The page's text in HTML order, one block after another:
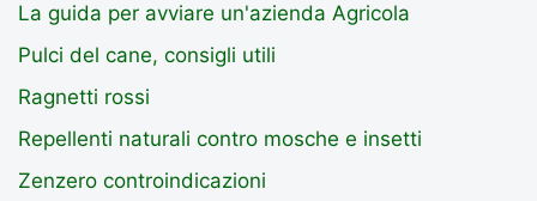
La guida per avviare un'azienda Agricola
Pulci del cane, consigli utili
Ragnetti rossi
Repellenti naturali contro mosche e insetti
Zenzero controindicazioni